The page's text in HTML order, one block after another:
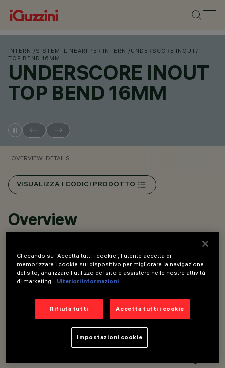
INTERNI /SISTEMI LINEARI PER INTERNI /UNDERSCORE INOUT/
TOP BEND 16MM
UNDERSCORE INOUT
TOP BEND 16MM
OVERVIEW DETAILS
VISUALIZZA I CODICI PRODOTTO
Overview
combinazioni possibili
Installazione con profilo (linee rette) o con clips (linee
Interfaccia Dali e DMX
*I valori sono riferiti alla versione Top Bend bianca. Per le
Cliccando su “Accetta tutti i cookie”, l'utente accetta di
memorizzare i cookie sul dispositivo per migliorare la navigazione
del sito, analizzare l'utilizzo del sito e assistere nelle nostre attività
di marketing.
Ulteriori informazioni
Rifiuta tutti Accetta tutti i cookie
Impostazioni cookie